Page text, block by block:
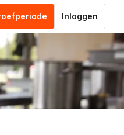
Inloggen